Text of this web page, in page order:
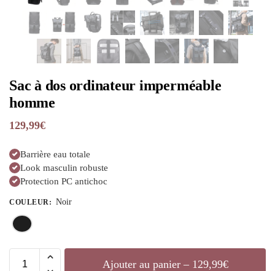
Sac à dos ordinateur imperméable
homme
129,99€
Barrière eau totale
Look masculin robuste
Protection PC antichoc
COULEUR: Noir
Ajouter au panier – 129,99€